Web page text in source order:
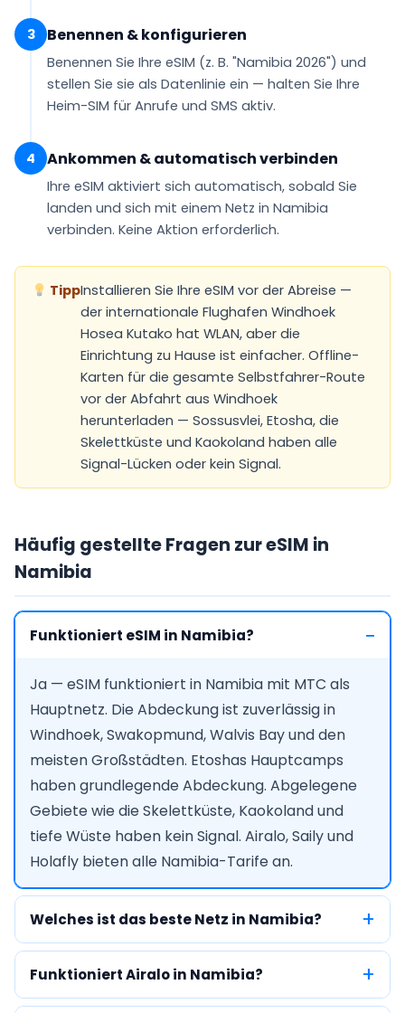
3 Benennen & konfigurieren
Benennen Sie Ihre eSIM (z. B. "Namibia 2026") und
stellen Sie sie als Datenlinie ein — halten Sie Ihre
Heim-SIM für Anrufe und SMS aktiv.
4 Ankommen & automatisch verbinden
Ihre eSIM aktiviert sich automatisch, sobald Sie
landen und sich mit einem Netz in Namibia
verbinden. Keine Aktion erforderlich.
TippInstallieren Sie Ihre eSIM vor der Abreise —
der internationale Flughafen Windhoek
Hosea Kutako hat WLAN, aber die
Einrichtung zu Hause ist einfacher. Offline-
Karten für die gesamte Selbstfahrer-Route
vor der Abfahrt aus Windhoek
herunterladen — Sossusvlei, Etosha, die
Skelettküste und Kaokoland haben alle
Signal-Lücken oder kein Signal.
Häufig gestellte Fragen zur eSIM in
Namibia
Funktioniert eSIM in Namibia?
Ja — eSIM funktioniert in Namibia mit MTC als
Hauptnetz. Die Abdeckung ist zuverlässig in
Windhoek, Swakopmund, Walvis Bay und den
meisten Großstädten. Etoshas Hauptcamps
haben grundlegende Abdeckung. Abgelegene
Gebiete wie die Skelettküste, Kaokoland und
tiefe Wüste haben kein Signal. Airalo, Saily und
Holafly bieten alle Namibia-Tarife an.
Welches ist das beste Netz in Namibia?
Funktioniert Airalo in Namibia?